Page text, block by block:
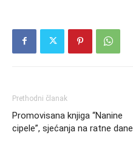
Prethodni članak
Promovisana knjiga “Nanine
cipele”, sjećanja na ratne dane